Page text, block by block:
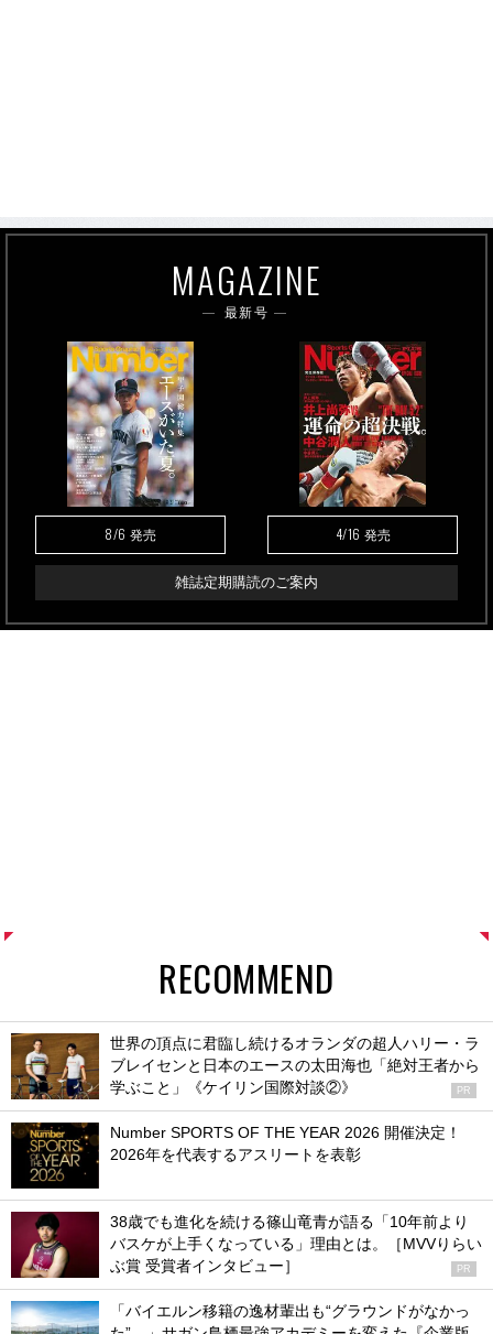
MAGAZINE
最新号
8/6 発売 4/16 発売
雑誌定期購読のご案内
RECOMMEND
世界の頂点に君臨し続けるオランダの超人ハリー・ラ
ブレイセンと日本のエースの太田海也「絶対王者から
学ぶこと」《ケイリン国際対談②》
PR
Number SPORTS OF THE YEAR 2026 開催決定！
2026年を代表するアスリートを表彰
38歳でも進化を続ける篠山竜青が語る「10年前より
バスケが上手くなっている」理由とは。［MVVりらい
ぶ賞 受賞者インタビュー］
PR
「バイエルン移籍の逸材輩出も“グラウンドがなかっ